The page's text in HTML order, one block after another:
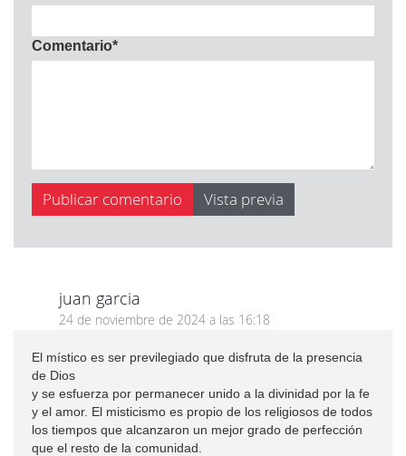
Comentario*
juan garcia
24 de noviembre de 2024 a las 16:18
El místico es ser previlegiado que disfruta de la presencia
de Dios
y se esfuerza por permanecer unido a la divinidad por la fe
y el amor. El misticismo es propio de los religiosos de todos
los tiempos que alcanzaron un mejor grado de perfección
que el resto de la comunidad.